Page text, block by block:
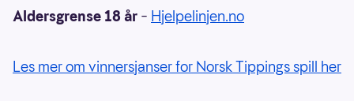
Aldersgrense 18 år – Hjelpelinjen.no
Les mer om vinnersjanser for Norsk Tippings spill her